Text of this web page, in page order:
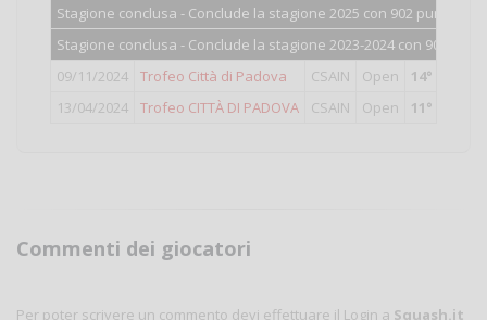
Stagione conclusa - Conclude la stagione 2025 con 902 punti.
Stagione conclusa - Conclude la stagione 2023-2024 con 906 punti.
09/11/2024
Trofeo Città di Padova CSAIN Open 14°
13/04/2024
Trofeo CITTÀ DI PADOVA CSAIN Open 11°
Commenti dei giocatori
Per poter scrivere un commento devi effettuare il Login a Squash.it